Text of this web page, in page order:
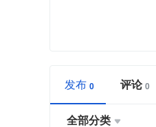
发布 评论
全部分类 